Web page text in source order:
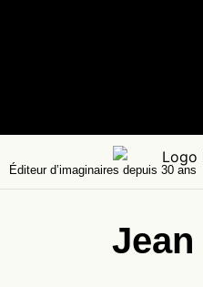
Éditeur d’imaginaires depuis 30 ans